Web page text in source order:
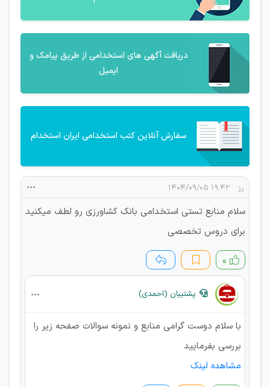
دریافت آگهی های استخدامی از طریق پیامک و
ایمیل
سفارش آنلاین کتب استخدامی ایران استخدام
رز ۱۹:۴۲ ۱۴۰۴/۰۹/۰۵
سلام منابع تستی استخدامی بانک کشاورزی رو لطف میکنید
برای دروس تخصصی
۰
پشتیبان (احمدی)
با سلام دوست گرامی منابع و نمونه سوالات صفحه زیر را
بررسی بفرمایید
مشاهده لینک